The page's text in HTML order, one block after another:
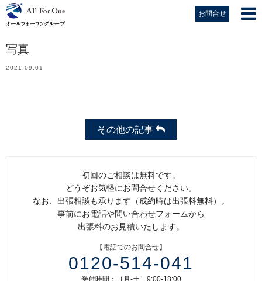
お問合せ
写真
2021.09.01
その他の記事
初回のご相談は無料です。
どうぞお気軽にお問合せください。
なお、出張相談も承ります（成約時は出張料無料）。
事前にお電話や問い合わせフォームから
出張料のお見積いたします。
【電話でのお問合せ】
0120-514-041
受付時間：［月-土］9:00-18:00